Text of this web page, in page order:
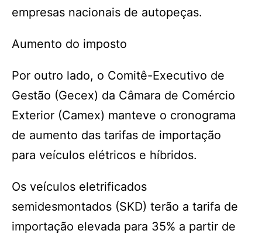
empresas nacionais de autopeças.
Aumento do imposto
Por outro lado, o Comitê-Executivo de
Gestão (Gecex) da Câmara de Comércio
Exterior (Camex) manteve o cronograma
de aumento das tarifas de importação
para veículos elétricos e híbridos.
Os veículos eletrificados
semidesmontados (SKD) terão a tarifa de
importação elevada para 35% a partir de